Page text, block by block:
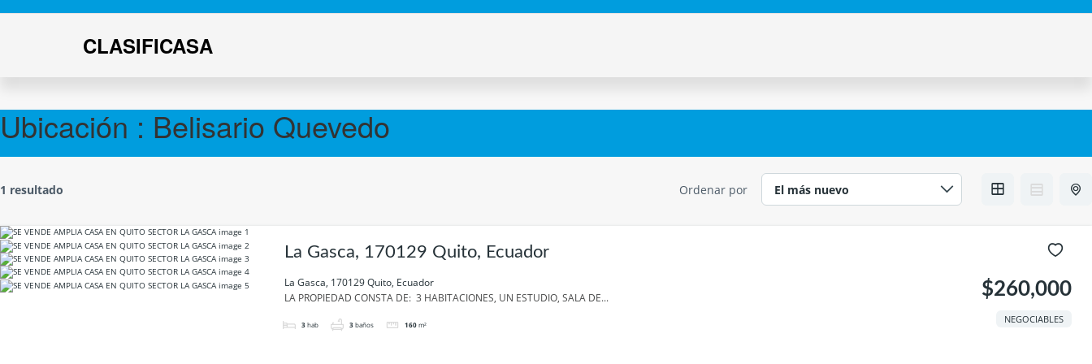
CLASIFICASA
Ubicación : Belisario Quevedo
1 resultado Ordenar por
La Gasca, 170129 Quito, Ecuador
La Gasca, 170129 Quito, Ecuador
LA PROPIEDAD CONSTA DE: 3 HABITACIONES, UN ESTUDIO, SALA DE...
3 hab 3 baños 160 m²
$260,000
NEGOCIABLES